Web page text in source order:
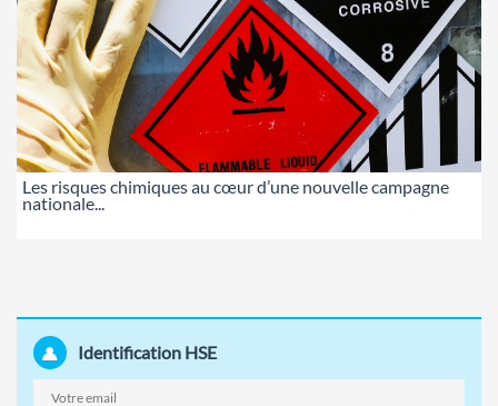
Les risques chimiques au cœur d’une nouvelle campagne
nationale...
Identification HSE